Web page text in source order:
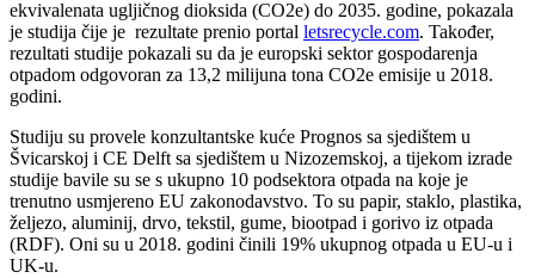
ekvivalenata ugljičnog dioksida (CO2e) do 2035. godine, pokazala
je studija čije je rezultate prenio portal letsrecycle.com. Također,
rezultati studije pokazali su da je europski sektor gospodarenja
otpadom odgovoran za 13,2 milijuna tona CO2e emisije u 2018.
godini.
Studiju su provele konzultantske kuće Prognos sa sjedištem u
Švicarskoj i CE Delft sa sjedištem u Nizozemskoj, a tijekom izrade
studije bavile su se s ukupno 10 podsektora otpada na koje je
trenutno usmjereno EU zakonodavstvo. To su papir, staklo, plastika,
željezo, aluminij, drvo, tekstil, gume, biootpad i gorivo iz otpada
(RDF). Oni su u 2018. godini činili 19% ukupnog otpada u EU-u i
UK-u.